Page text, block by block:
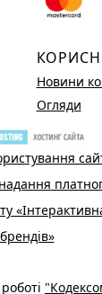
Новини
Огляди
брендів»